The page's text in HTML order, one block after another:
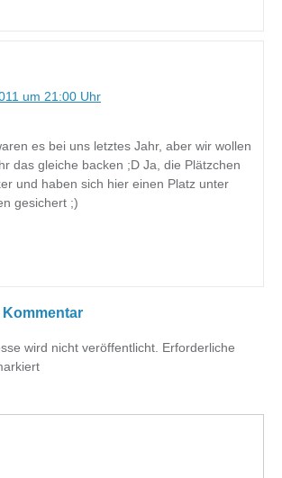
um 21:00 Uhr
es bei uns letztes Jahr, aber wir wollen
das gleiche backen ;D Ja, die Plätzchen
und haben sich hier einen Platz unter
gesichert ;)
wird nicht veröffentlicht. Erforderliche